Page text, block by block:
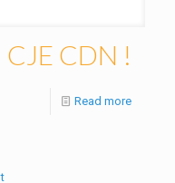
CJE CDN !
Read more